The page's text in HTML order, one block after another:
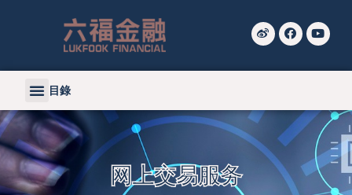
目錄
网上交易服务